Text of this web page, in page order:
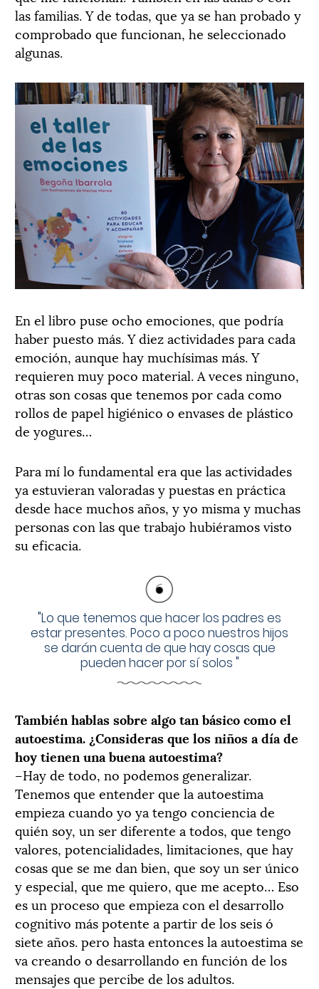
las familias. Y de todas, que ya se han probado y
comprobado que funcionan, he seleccionado
algunas.
En el libro puse ocho emociones, que podría
haber puesto más. Y diez actividades para cada
emoción, aunque hay muchísimas más. Y
requieren muy poco material. A veces ninguno,
otras son cosas que tenemos por cada como
rollos de papel higiénico o envases de plástico
de yogures…
Para mí lo fundamental era que las actividades
ya estuvieran valoradas y puestas en práctica
desde hace muchos años, y yo misma y muchas
personas con las que trabajo hubiéramos visto
su eficacia.
"Lo que tenemos que hacer los padres es
estar presentes. Poco a poco nuestros hijos
se darán cuenta de que hay cosas que
pueden hacer por sí solos "
También hablas sobre algo tan básico como el
autoestima. ¿Consideras que los niños a día de
hoy tienen una buena autoestima?
–Hay de todo, no podemos generalizar.
Tenemos que entender que la autoestima
empieza cuando yo ya tengo conciencia de
quién soy, un ser diferente a todos, que tengo
valores, potencialidades, limitaciones, que hay
cosas que se me dan bien, que soy un ser único
y especial, que me quiero, que me acepto… Eso
es un proceso que empieza con el desarrollo
cognitivo más potente a partir de los seis ó
siete años. pero hasta entonces la autoestima se
va creando o desarrollando en función de los
mensajes que percibe de los adultos.